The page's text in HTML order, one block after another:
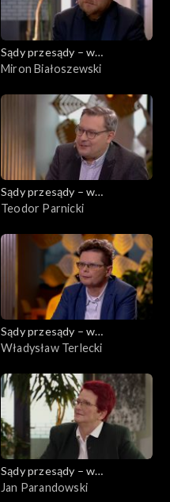
Sądy przesądy – w
powiększeniu
Miron Białoszewski
Sądy przesądy – w
powiększeniu
Teodor Parnicki
Sądy przesądy – w
powiększeniu
Władysław Terlecki
Sądy przesądy – w
powiększeniu
Jan Parandowski